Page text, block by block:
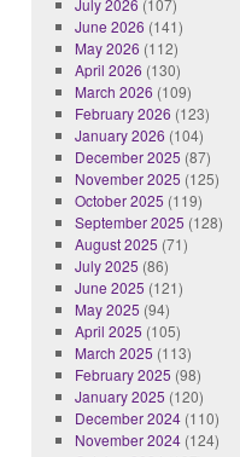
July 2026 (107)
June 2026 (141)
May 2026 (112)
April 2026 (130)
March 2026 (109)
February 2026 (123)
January 2026 (104)
December 2025 (87)
November 2025 (125)
October 2025 (119)
September 2025 (128)
August 2025 (71)
July 2025 (86)
June 2025 (121)
May 2025 (94)
April 2025 (105)
March 2025 (113)
February 2025 (98)
January 2025 (120)
December 2024(110)
November 2024(124)